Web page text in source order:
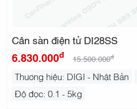
Cân sàn điện tử DI28SS
6.830.000đ 15.500.000đ
Thương hiệu: DIGI - Nhật Bản
Độ đọc: 0.1 - 5kg